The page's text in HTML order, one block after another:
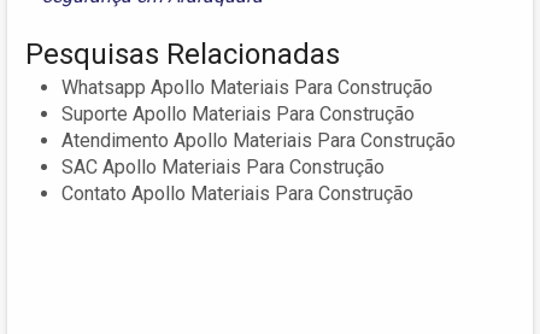
Pesquisas Relacionadas
Whatsapp Apollo Materiais Para Construção
Suporte Apollo Materiais Para Construção
Atendimento Apollo Materiais Para Construção
SAC Apollo Materiais Para Construção
Contato Apollo Materiais Para Construção